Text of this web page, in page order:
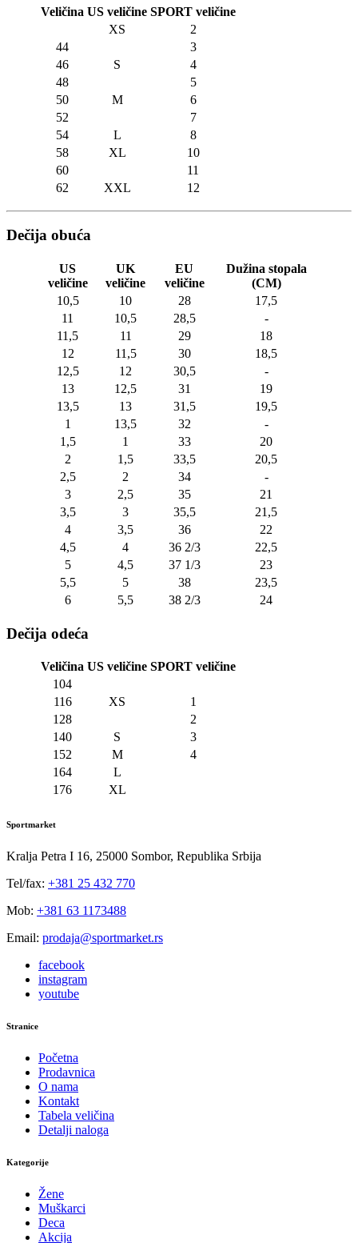
Veličina US veličine SPORT veličine
XS
2
44
3
46
S
4
48
5
50
M
6
52
7
54
L
8
58
XL
10
60
11
62
XXL 12
Dečija obuća
US
veličine
UK
veličine
EU
veličine
Dužina stopala
(CM)
10,5
10 28
17,5
11
10,5 28,5
-
11,5
11 29
18
12
11,5 30
18,5
12,5
12 30,5
-
13
12,5 31
19
13,5
13 31,5
19,5
1
13,5 32
-
1,5
1 33
20
2
1,5 33,5
20,5
2,5
2 34
-
3
2,5 35
21
3,5
3 35,5
21,5
4
3,5 36
22
4,5
4 36 2/3
22,5
5
4,5 37 1/3
23
5,5
5 38
23,5
6
5,5 38 2/3 24
Dečija odeća
Veličina US veličine SPORT veličine
104
116
XS
1
128
2
140
S
3
152
M
4
164
L
176
XL
Sportmarket
Kralja Petra I 16, 25000 Sombor, Republika Srbija
Tel/fax: +381 25 432 770
Mob: +381 63 1173488
Email: prodaja@sportmarket.rs
facebook
instagram
youtube
Stranice
Početna
Prodavnica
O nama
Kontakt
Tabela veličina
Detalji naloga
Kategorije
Žene
Muškarci
Deca
Akcija